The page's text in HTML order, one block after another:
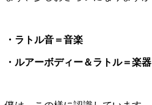
・ラトル音＝音楽
・ルアーボディー＆ラトル＝楽器